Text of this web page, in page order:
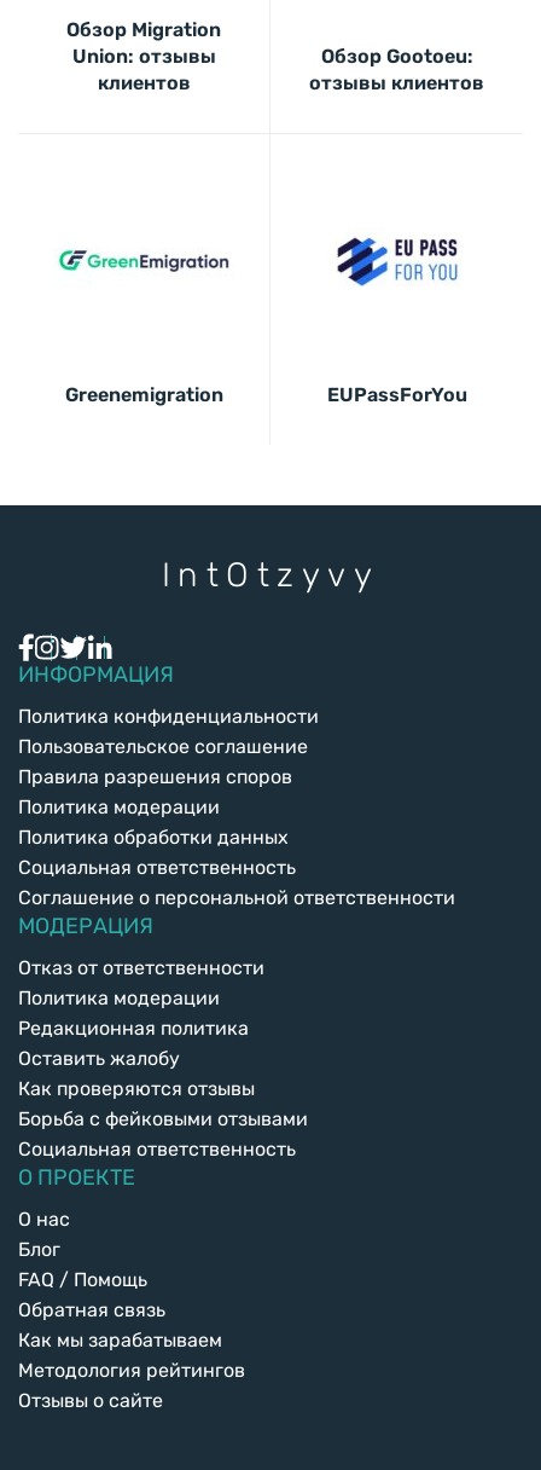
Обзор Migration
Union: отзывы
клиентов
Обзор Gootoeu:
отзывы клиентов
Greenemigration EUPassForYou
Int Otzyvy
ИНФОРМАЦИЯ
Политика конфиденциальности
Пользовательское соглашение
Правила разрешения споров
Политика модерации
Политика обработки данных
Социальная ответственность
Соглашение о персональной ответственности
МОДЕРАЦИЯ
Отказ от ответственности
Политика модерации
Редакционная политика
Оставить жалобу
Как проверяются отзывы
Борьба с фейковыми отзывами
Социальная ответственность
О ПРОЕКТЕ
О нас
Блог
FAQ / Помощь
Обратная связь
Как мы зарабатываем
Методология рейтингов
Отзывы о сайте